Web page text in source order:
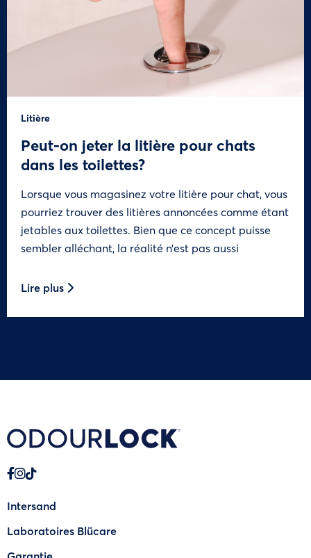
Litière
Peut-on jeter la litière pour chats
dans les toilettes?
Lorsque vous magasinez votre litière pour chat, vous
pourriez trouver des litières annoncées comme étant
jetables aux toilettes. Bien que ce concept puisse
sembler alléchant, la réalité n’est pas aussi
Lire plus
Intersand
Laboratoires Blücare